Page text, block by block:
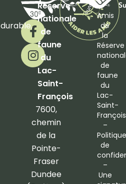
F
a
c
e
b
o
o
k
-
f
I
n
s
t
a
g
a
m
Réserve
nationale
de
faune
du
Lac-
Saint-
François
7600,
chemin
de la
Pointe-
Fraser
Dundee
durable,
–
Amis
de
la
Réserve
de
faune
du
Lac-
Saint-
François
–
Politique
de
–
Une